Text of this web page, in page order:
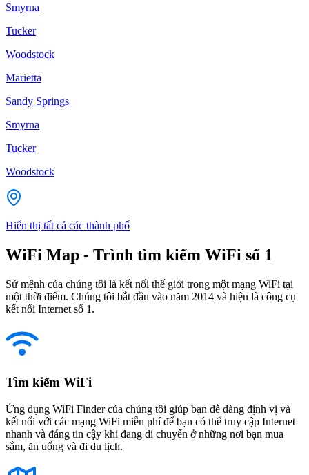
Smyrna
Tucker
Woodstock
Marietta
Sandy Springs
Smyrna
Tucker
Woodstock
Hiển thị tất cả các thành phố
WiFi Map - Trình tìm kiếm WiFi số 1
Sứ mệnh của chúng tôi là kết nối thế giới trong một mạng WiFi tại
một thời điểm. Chúng tôi bắt đầu vào năm 2014 và hiện là công cụ
kết nối Internet số 1.
Tìm kiếm WiFi
Ứng dụng WiFi Finder của chúng tôi giúp bạn dễ dàng định vị và
kết nối với các mạng WiFi miễn phí để bạn có thể truy cập Internet
nhanh và đáng tin cậy khi đang di chuyển ở những nơi bạn mua
sắm, ăn uống và đi du lịch.